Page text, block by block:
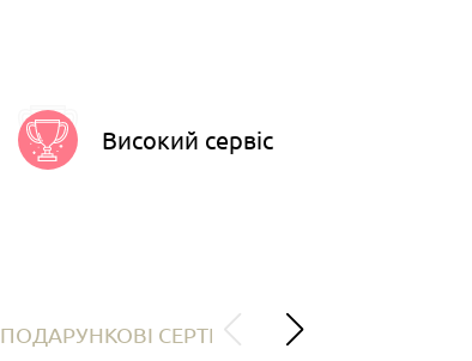
Високий сервіс
ПОДАРУНКОВІ СЕРТИФІКАТИ